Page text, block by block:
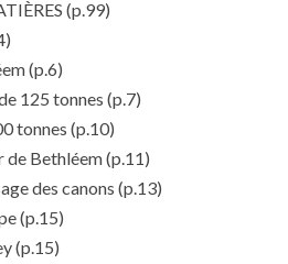
(p.99)
(p.6)
125 tonnes (p.7)
tonnes (p.10)
de Bethléem(p.11)
des canons (p.13)
(p.15)
(p.15)